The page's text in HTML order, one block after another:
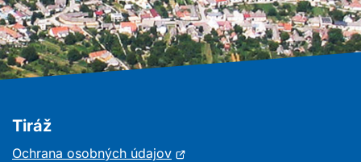
Tiráž
Ochrana osobných údajovOtvorí